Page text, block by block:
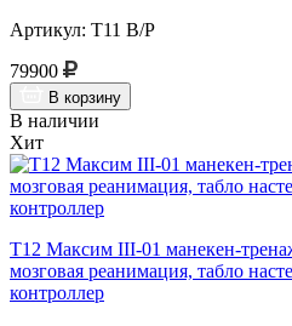
Артикул: Т11 В/Р
79900
В корзину
В наличии
Хит
Т12 Максим III-01 манекен-
мозговая реанимация, табло
контроллер